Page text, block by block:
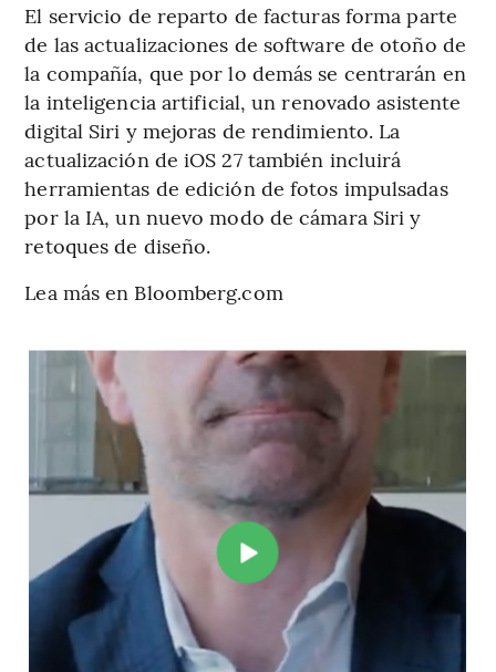
El servicio de reparto de facturas forma parte
de las actualizaciones de software de otoño de
la compañía, que por lo demás se centrarán en
la inteligencia artificial, un renovado asistente
digital Siri y mejoras de rendimiento. La
actualización de iOS 27 también incluirá
herramientas de edición de fotos impulsadas
por la IA, un nuevo modo de cámara Siri y
retoques de diseño.
Lea más en Bloomberg.com